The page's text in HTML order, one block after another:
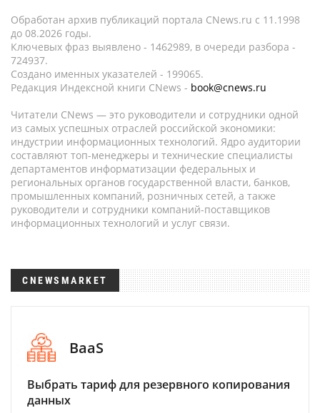
Обработан архив публикаций портала CNews.ru c 11.1998
до 08.2026 годы.
Ключевых фраз выявлено - 1462989, в очереди разбора -
724937.
Создано именных указателей - 199065.
Редакция Индексной книги CNews - book@cnews.ru
Читатели CNews — это руководители и сотрудники одной
из самых успешных отраслей российской экономики:
индустрии информационных технологий. Ядро аудитории
составляют топ-менеджеры и технические специалисты
департаментов информатизации федеральных и
региональных органов государственной власти, банков,
промышленных компаний, розничных сетей, а также
руководители и сотрудники компаний-поставщиков
информационных технологий и услуг связи.
CNEWSMARKET
BaaS
Выбрать тариф для резервного копирования
данных